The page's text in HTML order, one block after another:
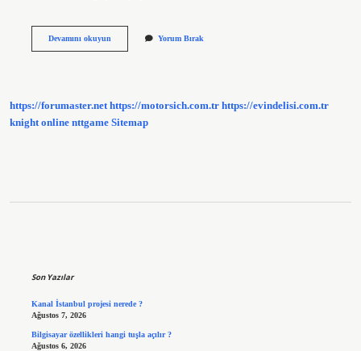
Devamını okuyunAntilop
Yorum Bırak
https://forumaster.net https://motorsich.com.tr https://evindelisi.com.tr
knight online nttgame Sitemap
Son Yazılar
Kanal İstanbul projesi nerede ?
Ağustos 7, 2026
Bilgisayar özellikleri hangi tuşla açılır ?
Ağustos 6, 2026